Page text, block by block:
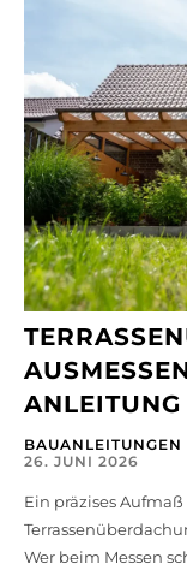
ANLEITUNG
BAUANLEITUNGEN
26. JUNI 2026
Ein präzises
Wer beim Messen